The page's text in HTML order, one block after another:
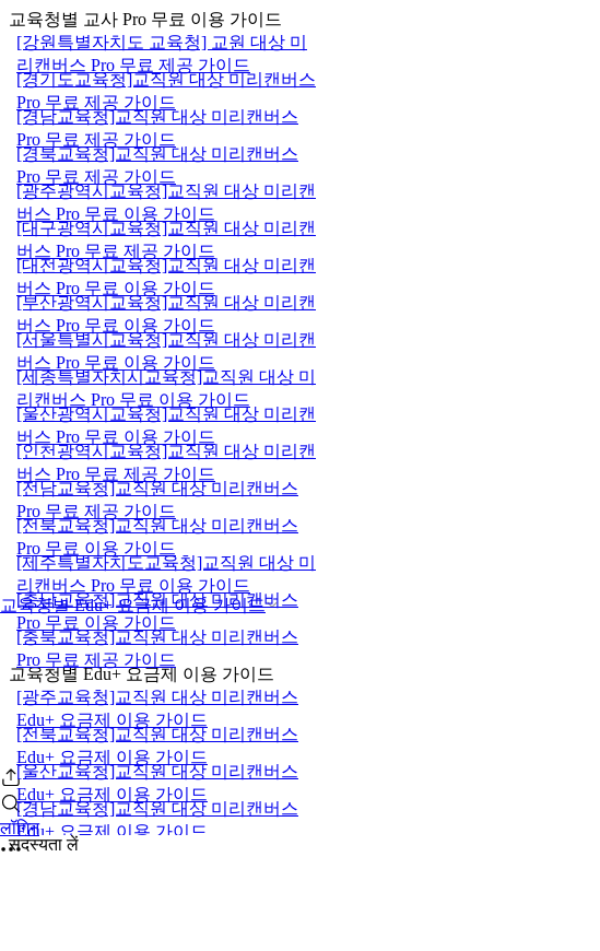
교육청별 Edu+ 요금제 이용 가이드
लॉगिन
교육청별 교사 Pro 무료 이용 가이드
[강원특별자치도 교육청] 교원 대상 미
리캔버스 Pro 무료 제공 가이드
[경기도교육청]교직원 대상 미리캔버스
Pro 무료 제공 가이드
[경남교육청]교직원 대상 미리캔버스
Pro 무료 제공 가이드
[경북교육청]교직원 대상 미리캔버스
Pro 무료 제공 가이드
[광주광역시교육청]교직원 대상 미리캔
버스 Pro 무료 이용 가이드
[대구광역시교육청]교직원 대상 미리캔
버스 Pro 무료 제공 가이드
[대전광역시교육청]교직원 대상 미리캔
버스 Pro 무료 이용 가이드
[부산광역시교육청]교직원 대상 미리캔
버스 Pro 무료 이용 가이드
[서울특별시교육청]교직원 대상 미리캔
버스 Pro 무료 이용 가이드
[세종특별자치시교육청]교직원 대상 미
리캔버스 Pro 무료 이용 가이드
[울산광역시교육청]교직원 대상 미리캔
버스 Pro 무료 이용 가이드
[인천광역시교육청]교직원 대상 미리캔
버스 Pro 무료 제공 가이드
[전남교육청]교직원 대상 미리캔버스
Pro 무료 제공 가이드
[전북교육청]교직원 대상 미리캔버스
Pro 무료 이용 가이드
[제주특별자치도교육청]교직원 대상 미
리캔버스 Pro 무료 이용 가이드
[충남교육청]교직원 대상 미리캔버스
Pro 무료 이용 가이드
[충북교육청]교직원 대상 미리캔버스
Pro 무료 제공 가이드
교육청별 Edu+ 요금제 이용 가이드
[광주교육청]교직원 대상 미리캔버스
Edu+ 요금제 이용 가이드
[전북교육청]교직원 대상 미리캔버스
Edu+ 요금제 이용 가이드
[울산교육청]교직원 대상 미리캔버스
Edu+ 요금제 이용 가이드
[경남교육청]교직원 대상 미리캔버스
Edu+ 요금제 이용 가이드
सदस्यता लें